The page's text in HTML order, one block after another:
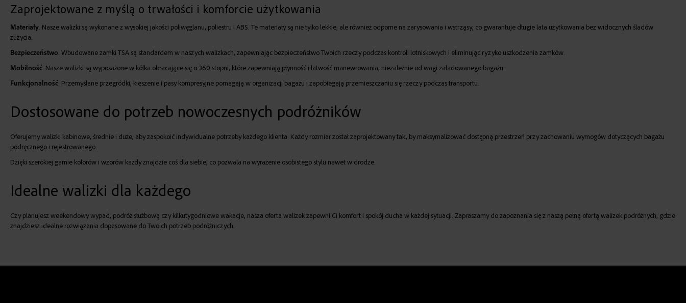
Zaprojektowane z myślą o trwałości i komforcie użytkowania
Materiały. Nasze walizki są wykonane z wysokiej jakości poliwęglanu, poliestru i ABS. Te materiały są nie tylko lekkie, ale również odporne na zarysowania i wstrząsy, co gwarantuje długie lata użytkowania bez widocznych śladów
zużycia.
Bezpieczeństwo. Wbudowane zamki TSA są standardem w naszych walizkach, zapewniając bezpieczeństwo Twoich rzeczy podczas kontroli lotniskowych i eliminując ryzyko uszkodzenia zamków.
Mobilność. Nasze walizki są wyposażone w kółka obracające się o 360 stopni, które zapewniają płynność i łatwość manewrowania, niezależnie od wagi załadowanego bagażu.
Funkcjonalność. Przemyślane przegródki, kieszenie i pasy kompresyjne pomagają w organizacji bagażu i zapobiegają przemieszczaniu się rzeczy podczas transportu.
Dostosowane do potrzeb nowoczesnych podróżników
Oferujemy walizki kabinowe, średnie i duże, aby zaspokoić indywidualne potrzeby każdego klienta. Każdy rozmiar został zaprojektowany tak, by maksymalizować dostępną przestrzeń przy zachowaniu wymogów dotyczących bagażu
podręcznego i rejestrowanego.
Dzięki szerokiej gamie kolorów i wzorów każdy znajdzie coś dla siebie, co pozwala na wyrażenie osobistego stylu nawet w drodze.
Idealne walizki dla każdego
Czy planujesz weekendowy wypad, podróż służbową czy kilkutygodniowe wakacje, nasza oferta walizek zapewni Ci komfort i spokój ducha w każdej sytuacji. Zapraszamy do zapoznania się z naszą pełną ofertą walizek podróżnych, gdzie
znajdziesz idealne rozwiązania dopasowane do Twoich potrzeb podróżniczych.